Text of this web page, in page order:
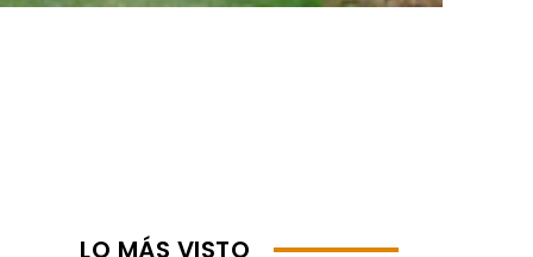
LO MÁS VISTO